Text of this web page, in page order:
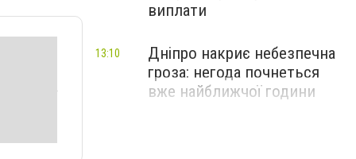
виплати
Дніпро накриє небезпечна
гроза: негода почнеться
вже найближчої години
13:10